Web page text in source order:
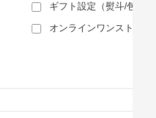
ギフト設定（熨斗/包装
オンラインワンストップ